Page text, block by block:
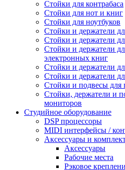
Стойки для контрабаса
Стойки для нот и книг
Стойки для ноутбуков
Стойки и держатели
Стойки и держатели
Стойки и держатели
электронных книг
Стойки и держатели
Стойки и держатели
Стойки и подвесы для
Стойки, держатели и
мониторов
Студийное оборудование
DSP процессоры
MIDI интерфейсы /
Аксессуары и
Аксессуары
Рабочие места
Рэковое